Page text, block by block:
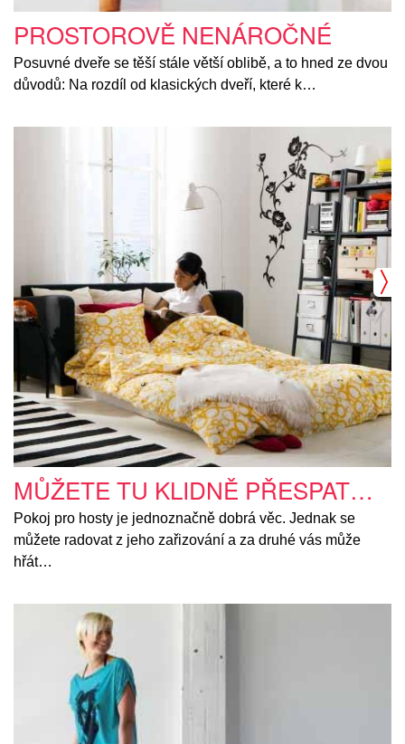
PROSTOROVĚ NENÁROČNÉ
Posuvné dveře se těší stále větší oblibě, a to hned ze dvou
důvodů: Na rozdíl od klasických dveří, které k…
MŮŽETE TU KLIDNĚ PŘESPAT…
Pokoj pro hosty je jednoznačně dobrá věc. Jednak se
můžete radovat z jeho zařizování a za druhé vás může
hřát…